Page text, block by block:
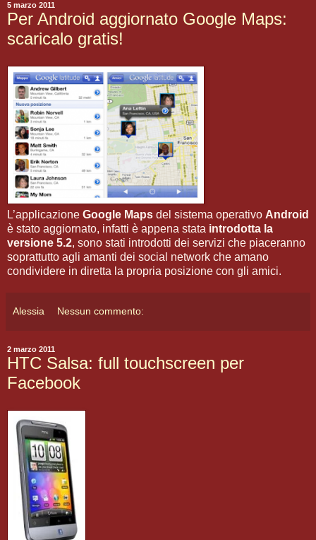
5 marzo 2011
Per Android aggiornato Google Maps:
scaricalo gratis!
L’applicazione Google Maps del sistema operativo Android
è stato aggiornato, infatti è appena stata introdotta la
versione 5.2, sono stati introdotti dei servizi che piaceranno
soprattutto agli amanti dei social network che amano
condividere in diretta la propria posizione con gli amici.
Alessia Nessun commento:
2 marzo 2011
HTC Salsa: full touchscreen per
Facebook